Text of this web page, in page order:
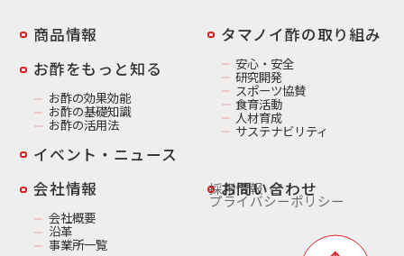
商品情報
お酢をもっと知る
お酢の効果効能
お酢の基礎知識
お酢の活用法
️タマノイ酢の取り組み
安心・安全
研究開発
スポーツ協賛
食育活動
人材育成
サステナビリティ
イベント・ニュース
️会社情報
会社概要
沿革
事業所一覧
お問い合わせ
採用情報
プライバシーポリシー